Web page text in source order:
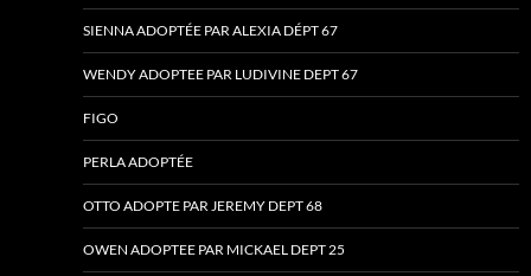
SIENNA ADOPTÉE PAR ALEXIA DÉPT 67
WENDY ADOPTEE PAR LUDIVINE DEPT 67
FIGO
PERLA ADOPTÉE
OTTO ADOPTE PAR JEREMY DEPT 68
OWEN ADOPTEE PAR MICKAEL DEPT 25